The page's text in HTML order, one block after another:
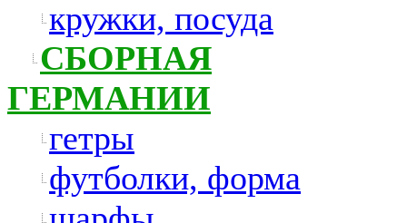
кружки, посуда
СБОРНАЯ
ГЕРМАНИИ
гетры
футболки, форма